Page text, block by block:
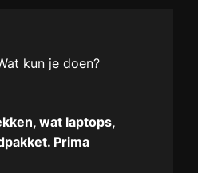
kun je doen?
wat laptops,
Prima